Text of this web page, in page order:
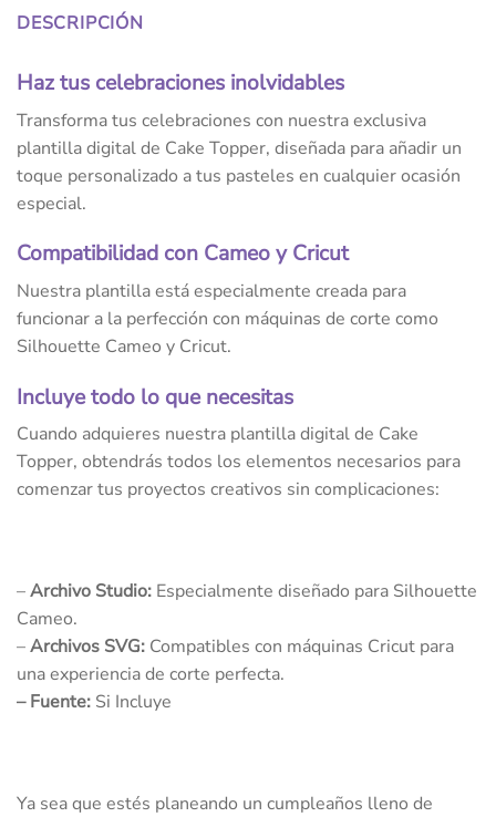
DESCRIPCIÓN
Haz tus celebraciones inolvidables
Transforma tus celebraciones con nuestra exclusiva
plantilla digital de Cake Topper, diseñada para añadir un
toque personalizado a tus pasteles en cualquier ocasión
especial.
Compatibilidad con Cameo y Cricut
Nuestra plantilla está especialmente creada para
funcionar a la perfección con máquinas de corte como
Silhouette Cameo y Cricut.
Incluye todo lo que necesitas
Cuando adquieres nuestra plantilla digital de Cake
Topper, obtendrás todos los elementos necesarios para
comenzar tus proyectos creativos sin complicaciones:
–Archivo Studio: Especialmente diseñado para Silhouette
Cameo.
–Archivos SVG: Compatibles con máquinas Cricut para
una experiencia de corte perfecta.
–Fuente: Si Incluye
Ya sea que estés planeando un cumpleaños lleno de